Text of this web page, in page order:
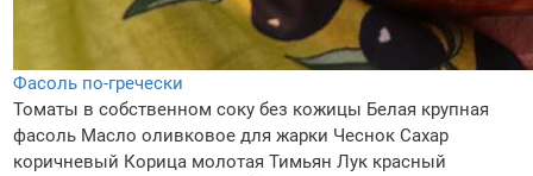
Фасоль по-гречески
Томаты в собственном соку без кожицы Белая крупная
фасоль Масло оливковое для жарки Чеснок Сахар
коричневый Корица молотая Тимьян Лук красный